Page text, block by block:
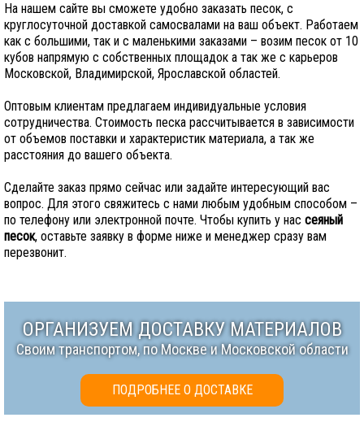
На нашем сайте вы сможете удобно заказать песок, с
круглосуточной доставкой самосвалами на ваш объект. Работаем
как с большими, так и с маленькими заказами – возим песок от 10
кубов напрямую с собственных площадок а так же с карьеров
Московской, Владимирской, Ярославской областей.
Оптовым клиентам предлагаем индивидуальные условия
сотрудничества. Стоимость песка рассчитывается в зависимости
от объемов поставки и характеристик материала, а так же
расстояния до вашего объекта.
Сделайте заказ прямо сейчас или задайте интересующий вас
вопрос. Для этого свяжитесь с нами любым удобным способом –
по телефону или электронной почте. Чтобы купить у нас сеяный
песок, оставьте заявку в форме ниже и менеджер сразу вам
перезвонит.
ОРГАНИЗУЕМ ДОСТАВКУ МАТЕРИАЛОВ
Своим транспортом, по Москве и Московской области
ПОДРОБНЕЕ О ДОСТАВКЕ